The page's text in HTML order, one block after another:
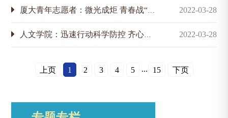
厦大青年志愿者：微光成炬 青春战“疫”再集结 2022-03-28
人文学院：迅速行动科学防控 齐心协力抗击疫情 2022-03-28
上页 1 2 3 4 5 ... 15 下页